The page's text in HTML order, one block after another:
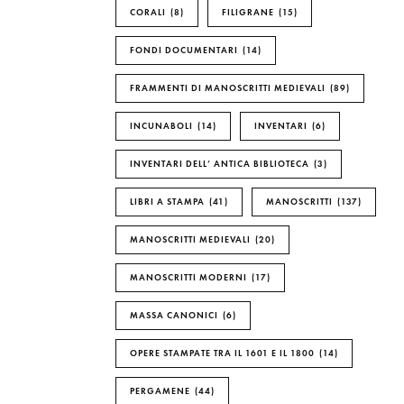
CORALI 8 FILIGRANE 15
FONDI DOCUMENTARI 14
FRAMMENTI DI MANOSCRITTI MEDIEVALI 89
INCUNABOLI 14 INVENTARI 6
INVENTARI DELL’ ANTICA BIBLIOTECA 3
LIBRI A STAMPA 41 MANOSCRITTI 137
MANOSCRITTI MEDIEVALI 20
MANOSCRITTI MODERNI 17
MASSA CANONICI 6
OPERE STAMPATE TRA IL 1601 E IL 1800 14
PERGAMENE 44